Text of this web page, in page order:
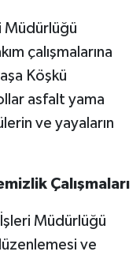
Müdürlüğü
çalışmalarına
Köşkü
asfalt yama
ve yayaların
Çalışmaları
Müdürlüğü
ve